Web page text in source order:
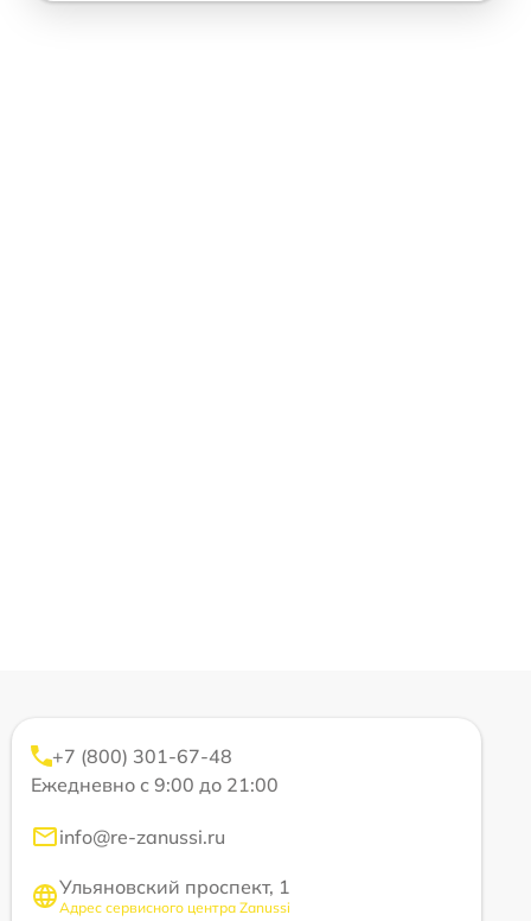
+7 (800) 301-67-48
Ежедневно с 9:00 до 21:00
info@re-zanussi.ru
Ульяновский проспект, 1
Адрес сервисного центра Zanussi